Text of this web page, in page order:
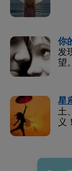
你
发
望。
星
土
义！